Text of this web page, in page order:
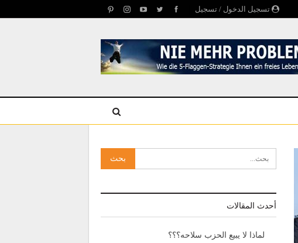
تسجيل الدخول / تسجيل
أحدث المقالات
لماذا لا يبيع الحزب سلاحه؟؟؟